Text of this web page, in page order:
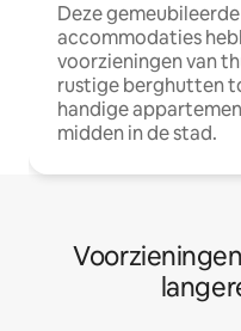
Deze gemeubileerde
accommodaties
voorzieningen van
rustige berghutten
handige
midden in de stad.